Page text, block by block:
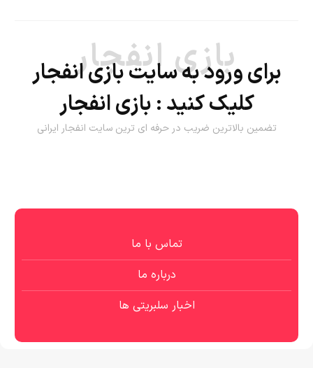
بازی انفجار
برای ورود به سایت بازی انفجار
کلیک کنید : بازی انفجار
تضمین بالاترین ضریب در حرفه ای ترین سایت انفجار ایرانی
تماس با ما
درباره ما
اخبار سلبریتی ها